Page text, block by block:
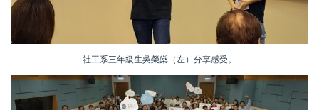
社工系三年級生吳榮燊（左）分享感受。